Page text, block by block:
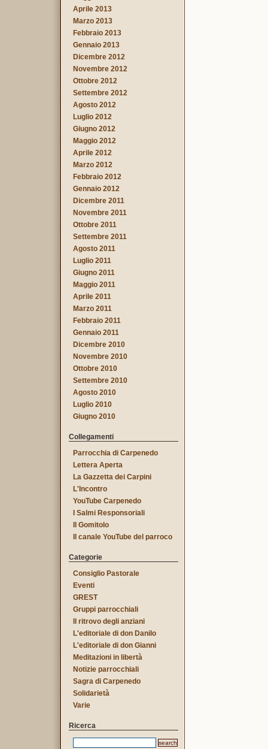
Aprile 2013
Marzo 2013
Febbraio 2013
Gennaio 2013
Dicembre 2012
Novembre 2012
Ottobre 2012
Settembre 2012
Agosto 2012
Luglio 2012
Giugno 2012
Maggio 2012
Aprile 2012
Marzo 2012
Febbraio 2012
Gennaio 2012
Dicembre 2011
Novembre 2011
Ottobre 2011
Settembre 2011
Agosto 2011
Luglio 2011
Giugno 2011
Maggio 2011
Aprile 2011
Marzo 2011
Febbraio 2011
Gennaio 2011
Dicembre 2010
Novembre 2010
Ottobre 2010
Settembre 2010
Agosto 2010
Luglio 2010
Giugno 2010
Collegamenti
Parrocchia di Carpenedo
Lettera Aperta
La Gazzetta dei Carpini
L'Incontro
YouTube Carpenedo
I Salmi Responsoriali
Il Gomitolo
Il canale YouTube del parroco
Categorie
Consiglio Pastorale
Eventi
GREST
Gruppi parrocchiali
Il ritrovo degli anziani
L'editoriale di don Danilo
L'editoriale di don Gianni
Meditazioni in libertà
Notizie parrocchiali
Sagra di Carpenedo
Solidarietà
Varie
Ricerca